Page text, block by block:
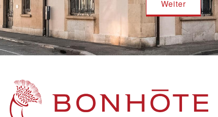
Navigation principale